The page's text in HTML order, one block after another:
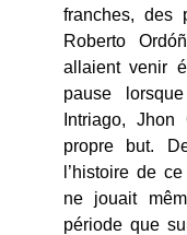
franches, des
Roberto
allaient venir
pause
Intriago,
propre but.
l’histoire de
ne jouait
période que